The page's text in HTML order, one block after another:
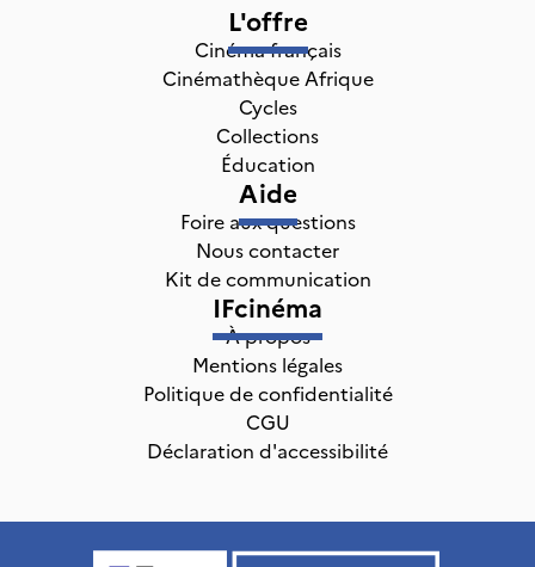
L'offre
Cinéma français
Cinémathèque Afrique
Cycles
Collections
Éducation
Aide
Foire aux questions
Nous contacter
Kit de communication
IFcinéma
À propos
Mentions légales
Politique de confidentialité
CGU
Déclaration d'accessibilité